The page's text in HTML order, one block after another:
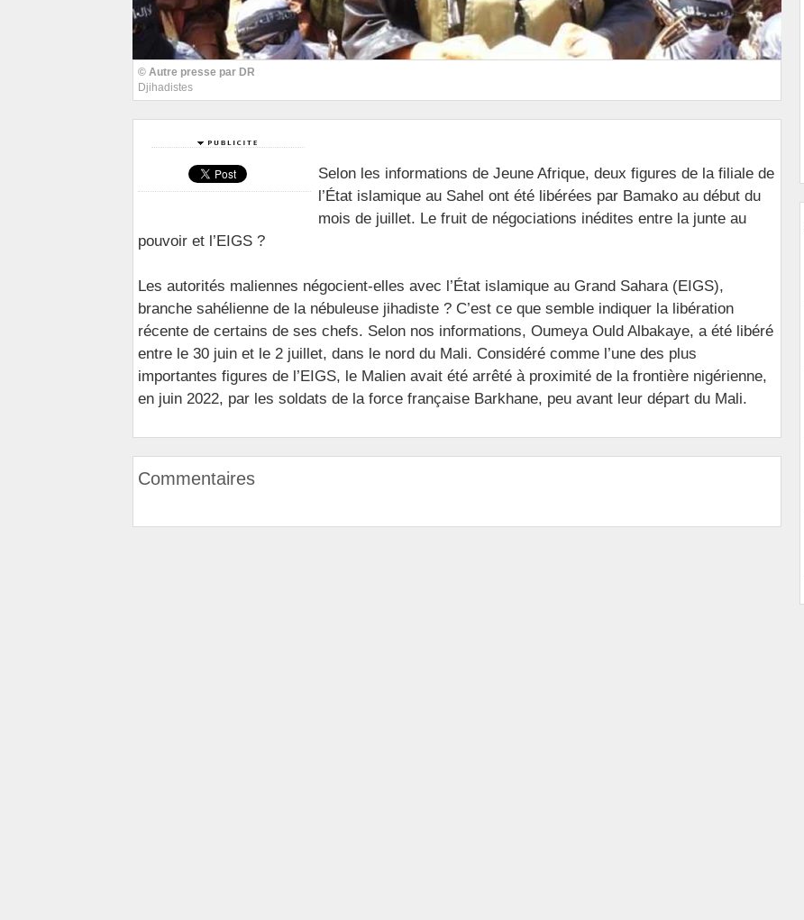
© Autre presse par DR
Djihadistes
Selon les informations de Jeune Afrique, deux figures de la filiale de
l’État islamique au Sahel ont été libérées par Bamako au début du
mois de juillet. Le fruit de négociations inédites entre la junte au
pouvoir et l’EIGS ?
Les autorités maliennes négocient-elles avec l’État islamique au Grand Sahara (EIGS),
branche sahélienne de la nébuleuse jihadiste ? C’est ce que semble indiquer la libération
récente de certains de ses chefs. Selon nos informations, Oumeya Ould Albakaye, a été libéré
entre le 30 juin et le 2 juillet, dans le nord du Mali. Considéré comme l’une des plus
importantes figures de l’EIGS, le Malien avait été arrêté à proximité de la frontière nigérienne,
en juin 2022, par les soldats de la force française Barkhane, peu avant leur départ du Mali.
Commentaires